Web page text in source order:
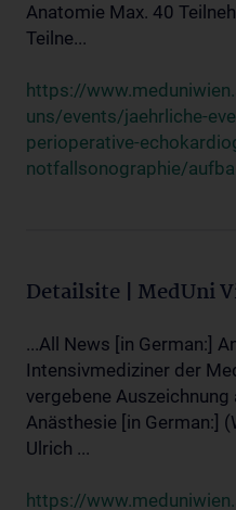
Anatomie Max. 40
Teilne...
https://
uns/events/jaehrliche-
perioperative-
notfallsonographie/
Detailsite | MedUni
...All News [in German:]
Intensivmediziner der
vergebene
Anästhesie [in German:]
Ulrich ...
https://